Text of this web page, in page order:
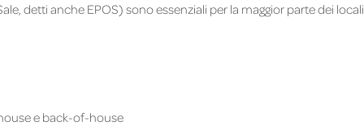
detti anche EPOS) sono essenziali per la maggior parte dei
e back-of-house